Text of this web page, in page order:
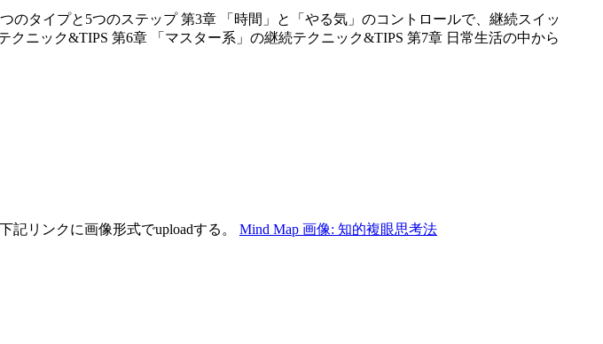
タイプと5つのステップ 第3章 「時間」と「やる気」のコントロールで、継続スイッ
ニック&TIPS 第6章 「マスター系」の継続テクニック&TIPS 第7章 日常生活の中から
記リンクに画像形式でuploadする。 Mind Map 画像: 知的複眼思考法